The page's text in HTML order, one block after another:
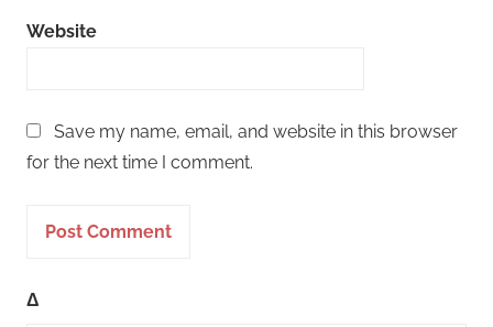
Website
Save my name, email, and website in this browser
for the next time I comment.
Δ